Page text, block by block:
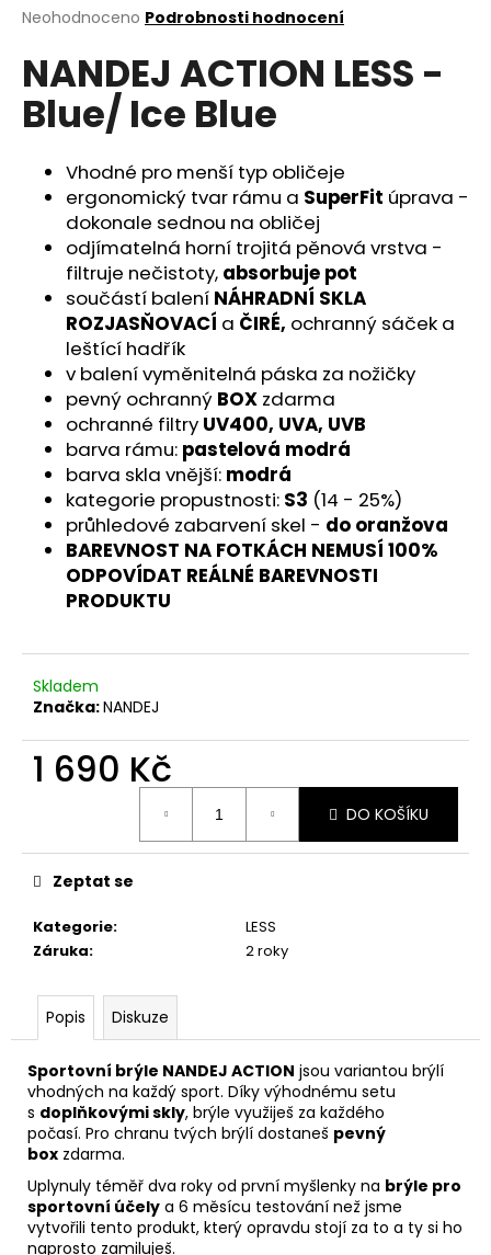
Průměrné
produktu
je
0,0
hvězdiček.
Neohodnoceno Podrobnosti hodnocení
NANDEJ ACTION LESS -
Blue/ Ice Blue
Vhodné pro menší typ obličeje
ergonomický tvar rámu a SuperFit úprava -
dokonale sednou na obličej
odjímatelná horní trojitá pěnová vrstva -
filtruje nečistoty, absorbuje pot
součástí balení NÁHRADNÍ SKLA
ROZJASŇOVACÍ a ČIRÉ, ochranný sáček a
leštící hadřík
v balení vyměnitelná páska za nožičky
pevný ochranný BOX zdarma
ochranné filtry UV400, UVA, UVB
barva rámu: pastelová modrá
barva skla vnější: modrá
kategorie propustnosti: S3 (14 - 25%)
průhledové zabarvení skel - do oranžova
BAREVNOST NA FOTKÁCH NEMUSÍ 100%
ODPOVÍDAT REÁLNÉ BAREVNOSTI
PRODUKTU
Skladem
Značka:NANDEJ
1 690 Kč
DO KOŠÍKU
Kategorie:
LESS
Záruka: 2 roky
Zeptat se
Popis Diskuze
Sportovní brýle NANDEJ ACTION jsou variantou brýlí
vhodných na každý sport. Díky výhodnému setu
s doplňkovými skly, brýle využiješ za každého
počasí. Pro chranu tvých brýlí dostaneš pevný
box zdarma.
Uplynuly téměř dva roky od první myšlenky na brýle pro
sportovní účely a 6 měsícu testování než jsme
vytvořili tento produkt, který opravdu stojí za to a ty si ho
naprosto zamiluješ.
a
j
í
t
HLEDAT